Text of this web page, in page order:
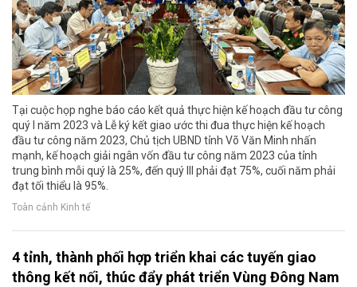
Tại cuộc họp nghe báo cáo kết quả thực hiện kế hoạch đầu tư công
quý I năm 2023 và Lễ ký kết giao ước thi đua thực hiện kế hoạch
đầu tư công năm 2023, Chủ tịch UBND tỉnh Võ Văn Minh nhấn
mạnh, kế hoạch giải ngân vốn đầu tư công năm 2023 của tỉnh
trung bình mỗi quý là 25%, đến quý III phải đạt 75%, cuối năm phải
đạt tối thiểu là 95%.
Toàn cảnh Kinh tế
4 tỉnh, thành phối hợp triển khai các tuyến giao
thông kết nối, thúc đẩy phát triển Vùng Đông Nam